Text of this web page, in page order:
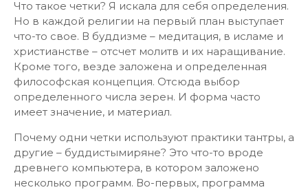
Что такое четки? Я искала для себя определения.
Но в каждой религии на первый план выступает
что-то свое. В буддизме – медитация, в исламе и
христианстве – отсчет молитв и их наращивание.
Кроме того, везде заложена и определенная
философская концепция. Отсюда выбор
определенного числа зерен. И форма часто
имеет значение, и материал.
Почему одни четки используют практики тантры, а
другие – буддистымиряне? Это что-то вроде
древнего компьютера, в котором заложено
несколько программ. Во-первых, программа